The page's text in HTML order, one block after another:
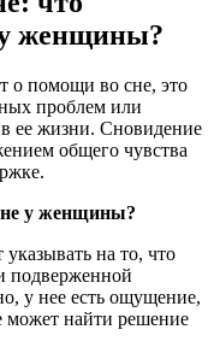
у женщины?
о помощи во сне, это
проблем или
ее жизни. Сновидение
общего чувства
у женщины?
на то, что
подверженной
у нее есть ощущение,
может найти решение